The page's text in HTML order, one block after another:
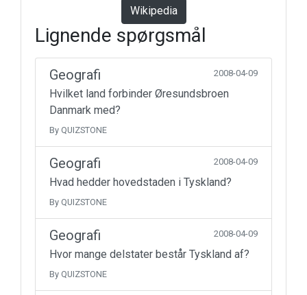
Wikipedia
Lignende spørgsmål
Geografi 2008-04-09
Hvilket land forbinder Øresundsbroen
Danmark med?
By QUIZSTONE
Geografi 2008-04-09
Hvad hedder hovedstaden i Tyskland?
By QUIZSTONE
Geografi 2008-04-09
Hvor mange delstater består Tyskland af?
By QUIZSTONE